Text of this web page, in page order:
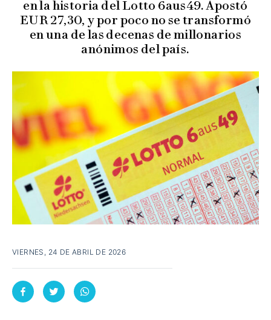
en la historia del Lotto 6aus49. Apostó
EUR 27,30, y por poco no se transformó
en una de las decenas de millonarios
anónimos del país.
VIERNES, 24 DE ABRIL DE 2026